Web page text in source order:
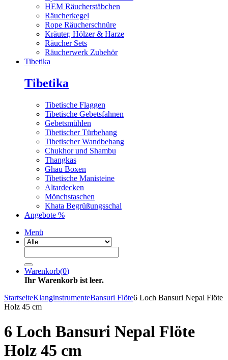
HEM Räucherstäbchen
Räucherkegel
Rope Räucherschnüre
Kräuter, Hölzer & Harze
Räucher Sets
Räucherwerk Zubehör
Tibetika
Tibetika
Tibetische Flaggen
Tibetische Gebetsfahnen
Gebetsmühlen
Tibetischer Türbehang
Tibetischer Wandbehang
Chukhor und Shambu
Thangkas
Ghau Boxen
Tibetische Manisteine
Altardecken
Mönchstaschen
Khata Begrüßungsschal
Angebote %
Menü
Warenkorb(0)
Ihr Warenkorb ist leer.
StartseiteKlanginstrumenteBansuri Flöte6 Loch Bansuri Nepal Flöte
Holz 45 cm
6 Loch Bansuri Nepal Flöte
Holz 45 cm